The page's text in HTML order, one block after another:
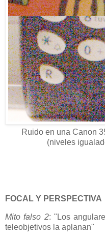
Ruido en una Canon
(niveles
FOCAL Y PERSPECTIVA
Mito falso 2: "Los
teleobjetivos la aplanan"